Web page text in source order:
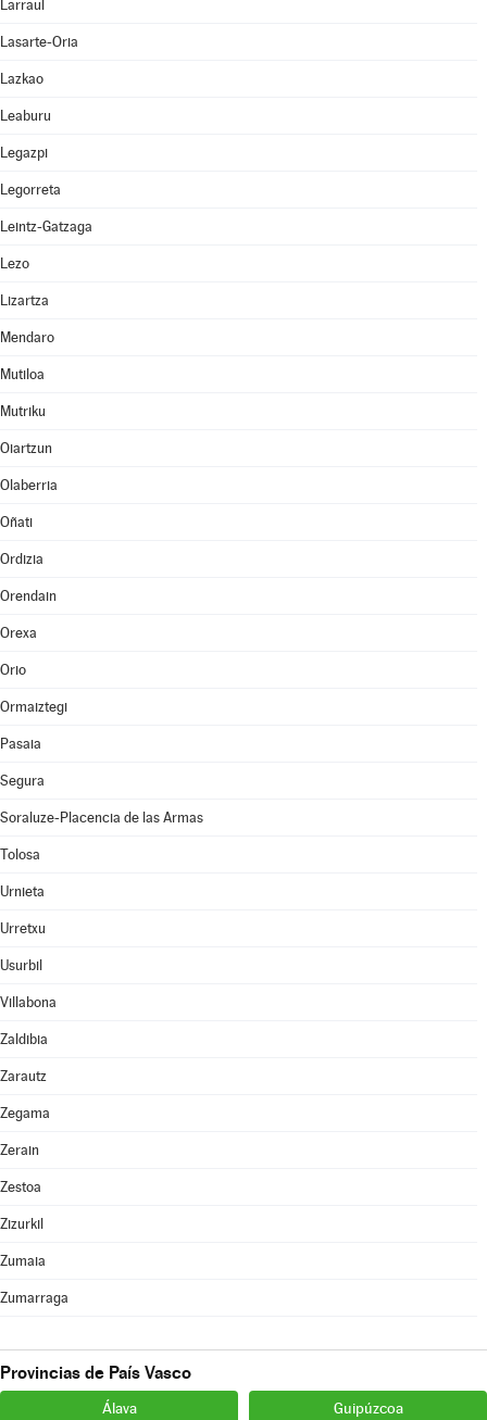
Larraul
Lasarte-Oria
Lazkao
Leaburu
Legazpi
Legorreta
Leintz-Gatzaga
Lezo
Lizartza
Mendaro
Mutiloa
Mutriku
Oiartzun
Olaberria
Oñati
Ordizia
Orendain
Orexa
Orio
Ormaiztegi
Pasaia
Segura
Soraluze-Placencia de las Armas
Tolosa
Urnieta
Urretxu
Usurbil
Villabona
Zaldibia
Zarautz
Zegama
Zerain
Zestoa
Zizurkil
Zumaia
Zumarraga
Provincias de País Vasco
Álava Guipúzcoa